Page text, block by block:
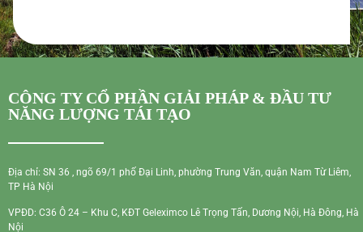
CÔNG TY CỔ PHẦN GIẢI PHÁP & ĐẦU TƯ
NĂNG LƯỢNG TÁI TẠO
Địa chỉ: SN 36 , ngõ 69/1 phố Đại Linh, phường Trung Văn, quận Nam Từ Liêm,
TP Hà Nội
VPĐD: C36 Ô 24 – Khu C, KĐT Geleximco Lê Trọng Tấn, Dương Nội, Hà Đông, Hà
Nội